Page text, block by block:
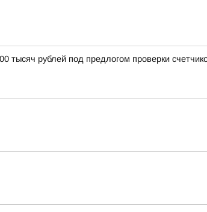
тысяч рублей под предлогом проверки